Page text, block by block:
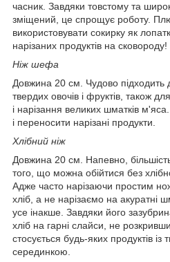
часник. Завдяки товстому та
зміщений, це спрощує роботу.
використовувати сокирку як
нарізаних продуктів на сковороду!
Ніж шефа
Довжина 20 см. Чудово підходить
твердих овочів і фруктів, також
і нарізання великих шматків
і переносити нарізані продукти.
Хлібний ніж
Довжина 20 см. Напевно,
того, що можна обійтися без
Адже часто нарізаючи простим
хліб, а не нарізаємо на акуратні
усе інакше. Завдяки його
хліб на гарні слайси, не
стосується будь-яких продуктів
серединкою.